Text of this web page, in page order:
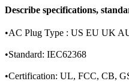
Describe specifications,
•AC Plug Type : US EU UK
•Standard: IEC62368
•Certification: UL, FCC, CB,